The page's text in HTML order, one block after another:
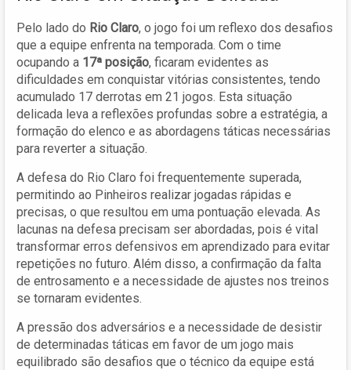
Pelo lado do Rio Claro, o jogo foi um reflexo dos desafios
que a equipe enfrenta na temporada. Com o time
ocupando a 17ª posição, ficaram evidentes as
dificuldades em conquistar vitórias consistentes, tendo
acumulado 17 derrotas em 21 jogos. Esta situação
delicada leva a reflexões profundas sobre a estratégia, a
formação do elenco e as abordagens táticas necessárias
para reverter a situação.
A defesa do Rio Claro foi frequentemente superada,
permitindo ao Pinheiros realizar jogadas rápidas e
precisas, o que resultou em uma pontuação elevada. As
lacunas na defesa precisam ser abordadas, pois é vital
transformar erros defensivos em aprendizado para evitar
repetições no futuro. Além disso, a confirmação da falta
de entrosamento e a necessidade de ajustes nos treinos
se tornaram evidentes.
A pressão dos adversários e a necessidade de desistir
de determinadas táticas em favor de um jogo mais
equilibrado são desafios que o técnico da equipe está